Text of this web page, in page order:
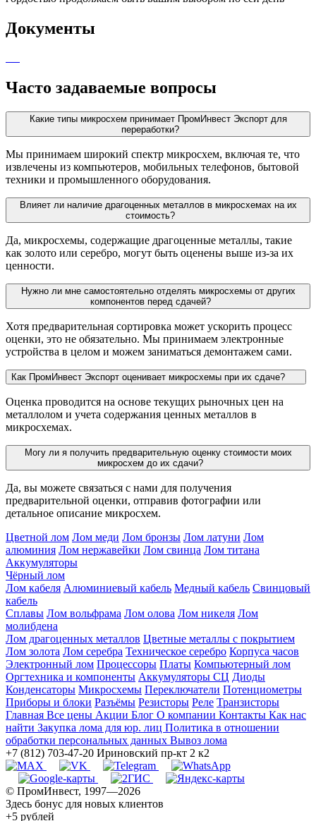
Документы
Часто задаваемые вопросы
Какие типы микросхем принимает ПромИнвест Экспорт для
переработки?
Мы принимаем широкий спектр микросхем, включая те, что
извлечены из компьютеров, мобильных телефонов, бытовой
техники и промышленного оборудования.
Влияет ли наличие драгоценных металлов в микросхемах на их
стоимость?
Да, микросхемы, содержащие драгоценные металлы, такие
как золото или серебро, могут быть оценены выше из-за их
ценности.
Нужно ли мне самостоятельно отделять микросхемы от других
компонентов перед сдачей?
Хотя предварительная сортировка может ускорить процесс
оценки, это не обязательно. Мы принимаем электронные
устройства в целом и можем заниматься демонтажем сами.
Как ПромИнвест Экспорт оценивает микросхемы при их сдаче?
Оценка проводится на основе текущих рыночных цен на
металлолом и учета содержания ценных металлов в
микросхемах.
Могу ли я получить предварительную оценку стоимости моих
микросхем до их сдачи?
Да, вы можете связаться с нами для получения
предварительной оценки, отправив фотографии или
детальное описание микросхем.
Цветной лом Лом меди Лом бронзы Лом латуни Лом
алюминия Лом нержавейки Лом свинца Лом титана
Аккумуляторы
Чёрный лом
Лом кабеля Алюминиевый кабель Медный кабель Свинцовый
кабель
Сплавы Лом вольфрама Лом олова Лом никеля Лом
молибдена
Лом драгоценных металлов Цветные металлы с покрытием
Лом золота Лом серебра Техническое серебро Корпуса часов
Электронный лом Процессоры Платы Компьютерный лом
Оргтехника и компоненты Аккумуляторы СЦ Диоды
Конденсаторы Микросхемы Переключатели Потенциометры
Приборы и блоки Разъёмы Резисторы Реле Транзисторы
Главная Все цены Акции Блог О компании Контакты Как нас
найти Закупка лома для юр. лиц Политика в отношении
обработки персональных данных Вывоз лома
+7 (812) 703-47-20 Ириновский пр-кт 2 к2
© ПромИнвест, 1997—2026
Здесь бонус для новых клиентов
+5 рублей